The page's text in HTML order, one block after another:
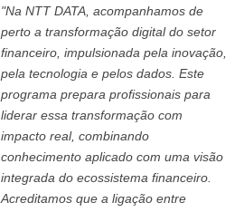
"Na NTT DATA, acompanhamos de
perto a transformação digital do setor
financeiro, impulsionada pela inovação,
pela tecnologia e pelos dados. Este
programa prepara profissionais para
liderar essa transformação com
impacto real, combinando
conhecimento aplicado com uma visão
integrada do ecossistema financeiro.
Acreditamos que a ligação entre